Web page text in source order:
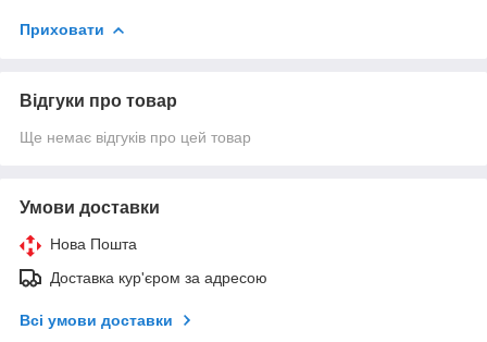
Приховати
Відгуки про товар
Ще немає відгуків про цей товар
Умови доставки
Нова Пошта
Доставка кур'єром за адресою
Всі умови доставки